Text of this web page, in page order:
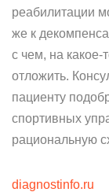
реабилитации
же к
с чем, на какое-
отложить.
пациенту
спортивных
рациональную
diagnostinfo.ru